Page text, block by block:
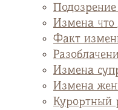
Измена что
Факт
Измена
Измена
Курортный